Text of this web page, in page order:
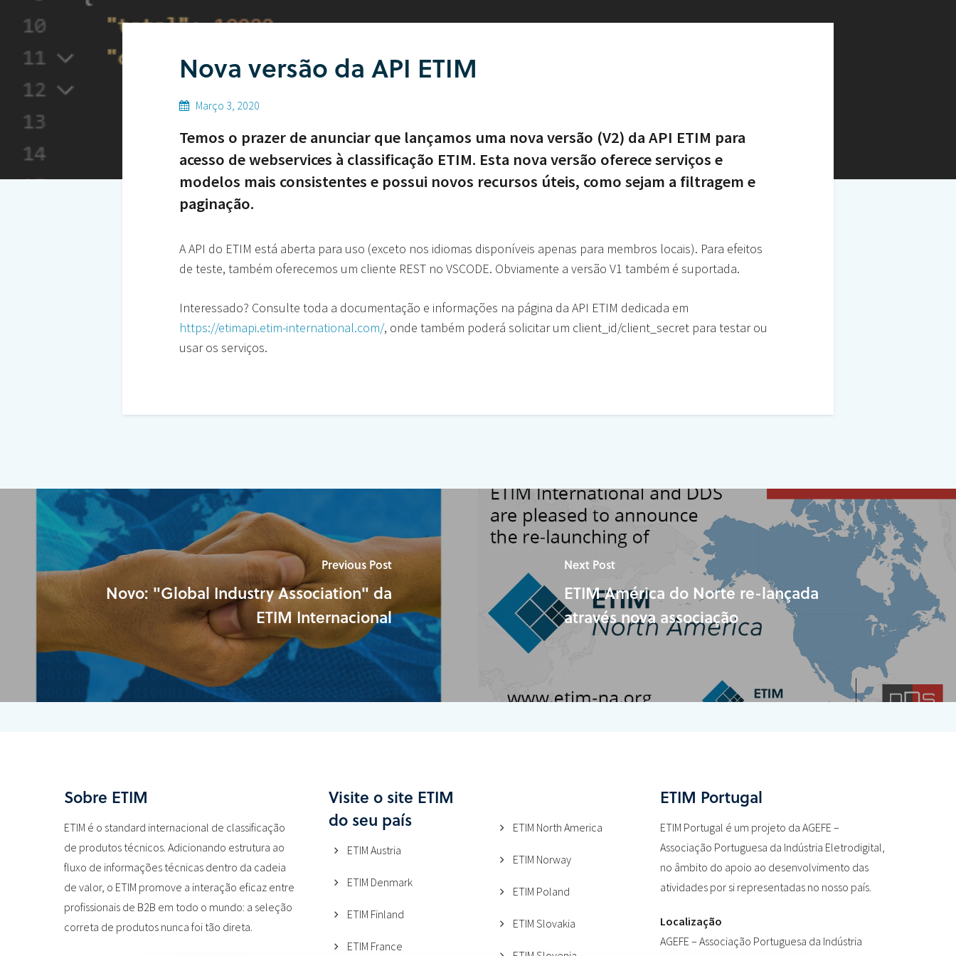
Nova versão da API ETIM
Março 3, 2020
Temos o prazer de anunciar que lançamos uma nova versão (V2) da API ETIM para
acesso de webservices à classificação ETIM. Esta nova versão oferece serviços e
modelos mais consistentes e possui novos recursos úteis, como sejam a filtragem e
paginação.
A API do ETIM está aberta para uso (exceto nos idiomas disponíveis apenas para membros locais). Para efeitos
de teste, também oferecemos um cliente REST no VSCODE. Obviamente a versão V1 também é suportada.
Interessado? Consulte toda a documentação e informações na página da API ETIM dedicada em
https://etimapi.etim-international.com/, onde também poderá solicitar um client_id/client_secret para testar ou
usar os serviços.
Previous Post
Novo: "Global Industry Association" da
ETIM Internacional
Next Post
ETIM América do Norte re-lançada
através nova associação
Sobre ETIM
ETIM é o standard internacional de classificação
de produtos técnicos. Adicionando estrutura ao
fluxo de informações técnicas dentro da cadeia
de valor, o ETIM promove a interação eficaz entre
profissionais de B2B em todo o mundo: a seleção
correta de produtos nunca foi tão direta.
Visite o site ETIM
do seu país
ETIM Austria
ETIM Denmark
ETIM Finland
ETIM France
ETIM North America
ETIM Norway
ETIM Poland
ETIM Slovakia
ETIM Portugal
ETIM Portugal é um projeto da AGEFE –
Associação Portuguesa da Indústria Eletrodigital,
no âmbito do apoio ao desenvolvimento das
atividades por si representadas no nosso país.
Localização
AGEFE – Associação Portuguesa da Indústria